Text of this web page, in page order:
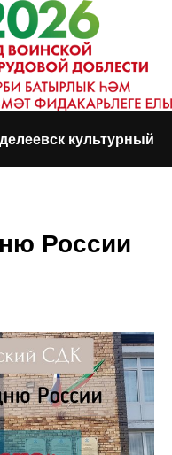
культурный
России